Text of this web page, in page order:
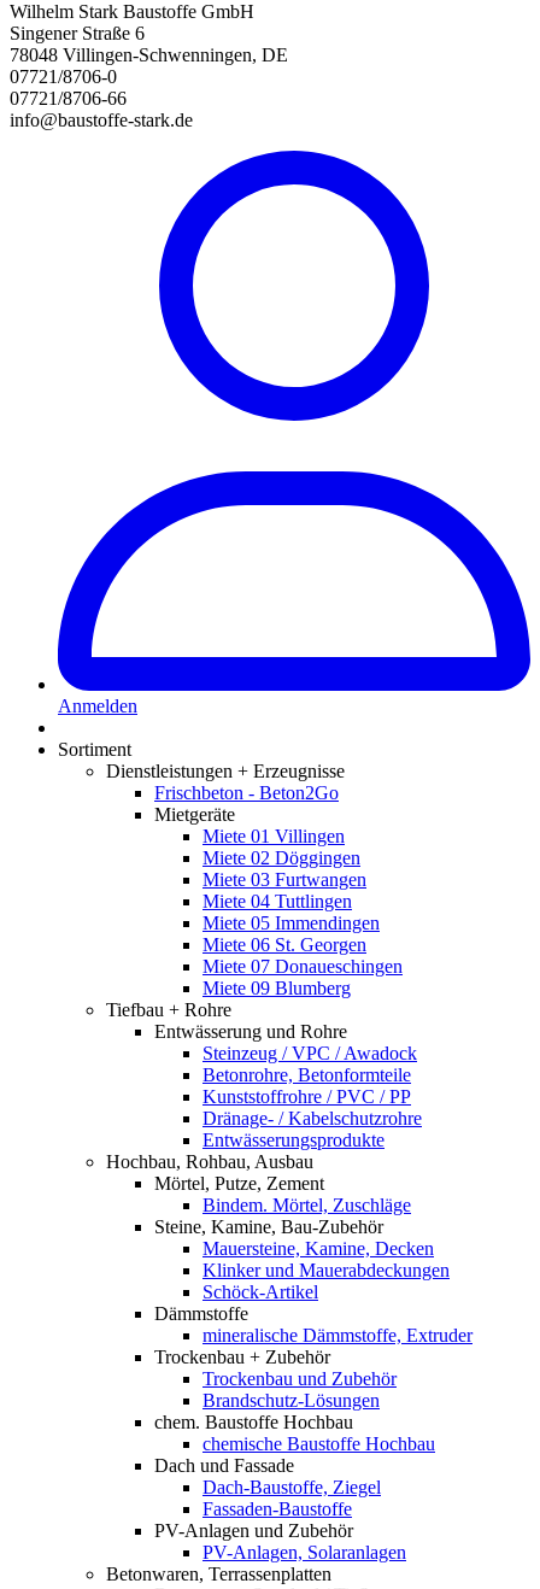
Wilhelm Stark Baustoffe GmbH
Singener Straße 6
78048 Villingen-Schwenningen, DE
07721/8706-0
07721/8706-66
info@baustoffe-stark.de
Anmelden
Sortiment
Dienstleistungen + Erzeugnisse
Frischbeton - Beton2Go
Mietgeräte
Miete 01 Villingen
Miete 02 Döggingen
Miete 03 Furtwangen
Miete 04 Tuttlingen
Miete 05 Immendingen
Miete 06 St. Georgen
Miete 07 Donaueschingen
Miete 09 Blumberg
Tiefbau + Rohre
Entwässerung und Rohre
Steinzeug / VPC / Awadock
Betonrohre, Betonformteile
Kunststoffrohre / PVC / PP
Dränage- / Kabelschutzrohre
Entwässerungsprodukte
Hochbau, Rohbau, Ausbau
Mörtel, Putze, Zement
Bindem. Mörtel, Zuschläge
Steine, Kamine, Bau-Zubehör
Mauersteine, Kamine, Decken
Klinker und Mauerabdeckungen
Schöck-Artikel
Dämmstoffe
mineralische Dämmstoffe, Extruder
Trockenbau + Zubehör
Trockenbau und Zubehör
Brandschutz-Lösungen
chem. Baustoffe Hochbau
chemische Baustoffe Hochbau
Dach und Fassade
Dach-Baustoffe, Ziegel
Fassaden-Baustoffe
PV-Anlagen und Zubehör
PV-Anlagen, Solaranlagen
Betonwaren, Terrassenplatten